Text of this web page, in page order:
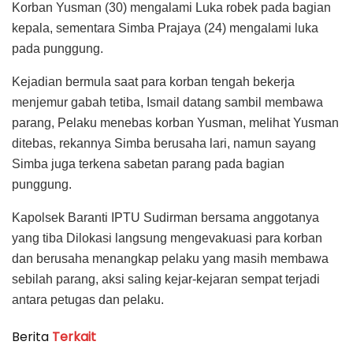
Korban Yusman (30) mengalami Luka robek pada bagian
kepala, sementara Simba Prajaya (24) mengalami luka
pada punggung.
Kejadian bermula saat para korban tengah bekerja
menjemur gabah tetiba, Ismail datang sambil membawa
parang, Pelaku menebas korban Yusman, melihat Yusman
ditebas, rekannya Simba berusaha lari, namun sayang
Simba juga terkena sabetan parang pada bagian
punggung.
Kapolsek Baranti IPTU Sudirman bersama anggotanya
yang tiba Dilokasi langsung mengevakuasi para korban
dan berusaha menangkap pelaku yang masih membawa
sebilah parang, aksi saling kejar-kejaran sempat terjadi
antara petugas dan pelaku.
Berita Terkait